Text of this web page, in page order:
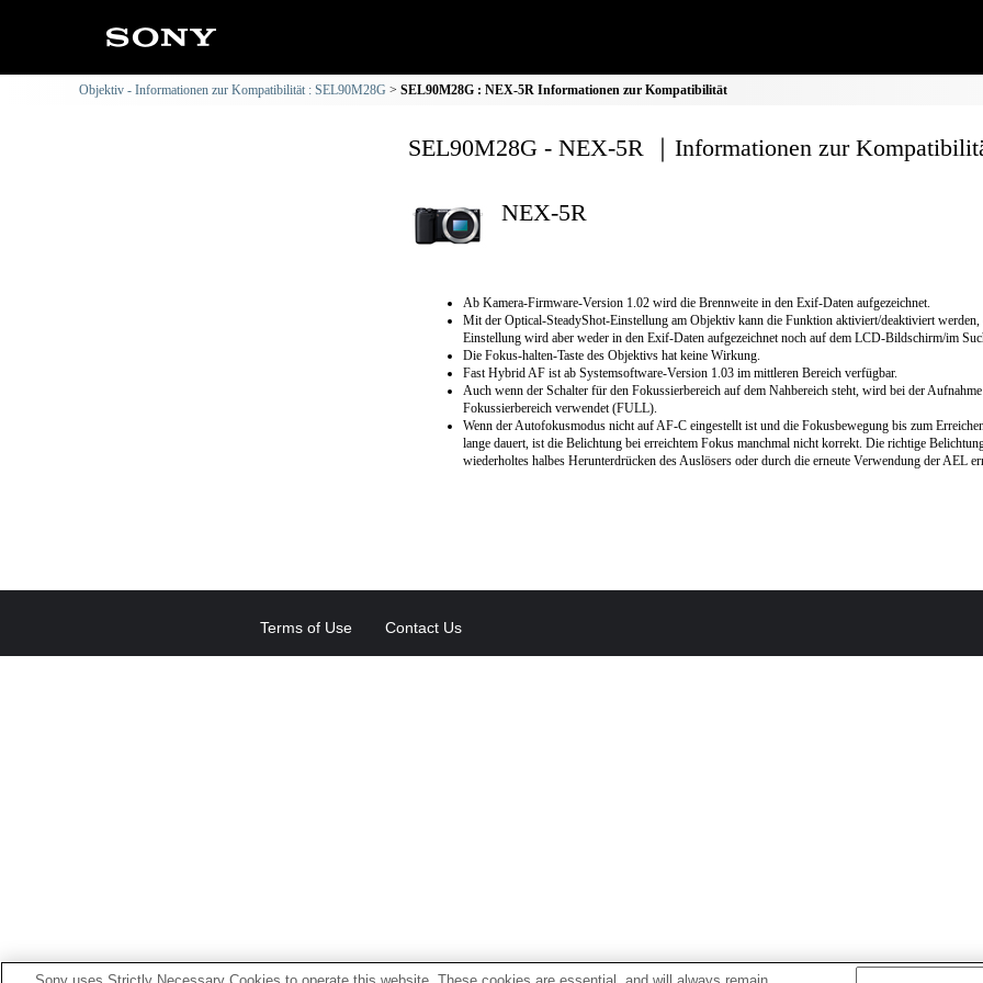
Objektiv - Informationen zur Kompatibilität : SEL90M28G SEL90M28G : NEX-5R Informationen zur Kompatibilität
SEL90M28G - NEX-5R ｜Informationen zur
NEX-5R
Ab Kamera-Firmware-Version 1.02 wird die Brennweite in den Exif-Daten aufgezeichnet.
Mit der Optical-SteadyShot-Einstellung am Objektiv kann die Funktion aktiviert/deaktiviert werden,
Einstellung wird aber weder in den Exif-Daten aufgezeichnet noch auf dem LCD-Bildschirm/im
Die Fokus-halten-Taste des Objektivs hat keine Wirkung.
Fast Hybrid AF ist ab Systemsoftware-Version 1.03 im mittleren Bereich verfügbar.
Auch wenn der Schalter für den Fokussierbereich auf dem Nahbereich steht, wird bei der
Fokussierbereich verwendet (FULL).
Wenn der Autofokusmodus nicht auf AF-C eingestellt ist und die Fokusbewegung bis zum
lange dauert, ist die Belichtung bei erreichtem Fokus manchmal nicht korrekt. Die richtige
wiederholtes halbes Herunterdrücken des Auslösers oder durch die erneute Verwendung der AEL
Terms of Use Contact Us